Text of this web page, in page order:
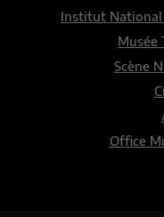
Institut
Musée
Scène
Office